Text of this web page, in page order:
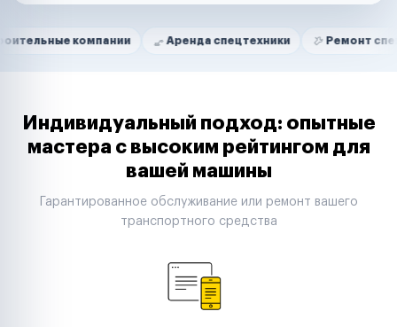
Нам доверяют
компании Аренда спецтехники Ремонт спецтехники
Маркетплейсы
Таксопарки
Автодилеры
Строительные компании
Аренда спецтехники
Индивидуальный подход: опытные
мастера с высоким рейтингом для
вашей машины
Гарантированное обслуживание или ремонт вашего
транспортного средства